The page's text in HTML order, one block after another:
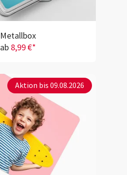
Metallbox
ab 8,99 €*
Aktion bis 09.08.2026